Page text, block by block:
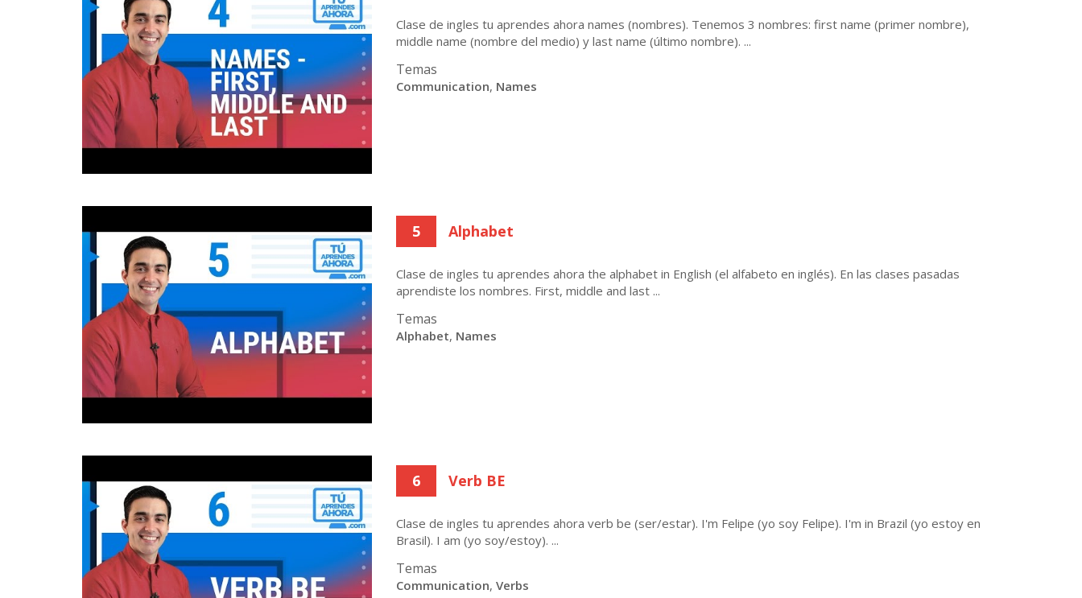
Clase de ingles tu aprendes ahora names (nombres). Tenemos 3 nombres: first name (primer nombre),
middle name (nombre del medio) y last name (último nombre). ...
Temas
Communication, Names
5 Alphabet
Clase de ingles tu aprendes ahora the alphabet in English (el alfabeto en inglés). En las clases pasadas
aprendiste los nombres. First, middle and last ...
Temas
Alphabet, Names
6 Verb BE
Clase de ingles tu aprendes ahora verb be (ser/estar). I'm Felipe (yo soy Felipe). I'm in Brazil (yo estoy en
Brasil). I am (yo soy/estoy). ...
Temas
Communication, Verbs